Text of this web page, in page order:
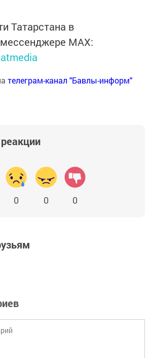
Татарстана в
MАХ:
телеграм-канал "Бавлы-информ"
0 0 0